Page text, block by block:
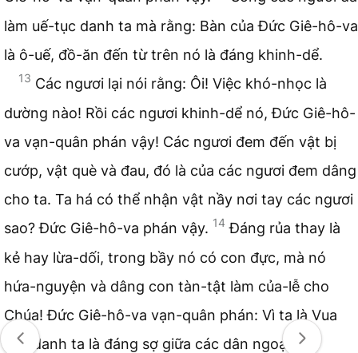
làm uế-tục danh ta mà rằng: Bàn của Đức Giê-hô-va
là ô-uế, đồ-ăn đến từ trên nó là đáng khinh-dể.
13 Các ngươi lại nói rằng: Ôi! Việc khó-nhọc là
dường nào! Rồi các ngươi khinh-dể nó, Đức Giê-hô-
va vạn-quân phán vậy! Các ngươi đem đến vật bị
cướp, vật què và đau, đó là của các ngươi đem dâng
cho ta. Ta há có thể nhận vật nầy nơi tay các ngươi
sao? Đức Giê-hô-va phán vậy. 14 Đáng rủa thay là
kẻ hay lừa-dối, trong bầy nó có con đực, mà nó
hứa-nguyện và dâng con tàn-tật làm của-lễ cho
Chúa! Đức Giê-hô-va vạn-quân phán: Vì ta là Vua
lớn, danh ta là đáng sợ giữa các dân ngoại.